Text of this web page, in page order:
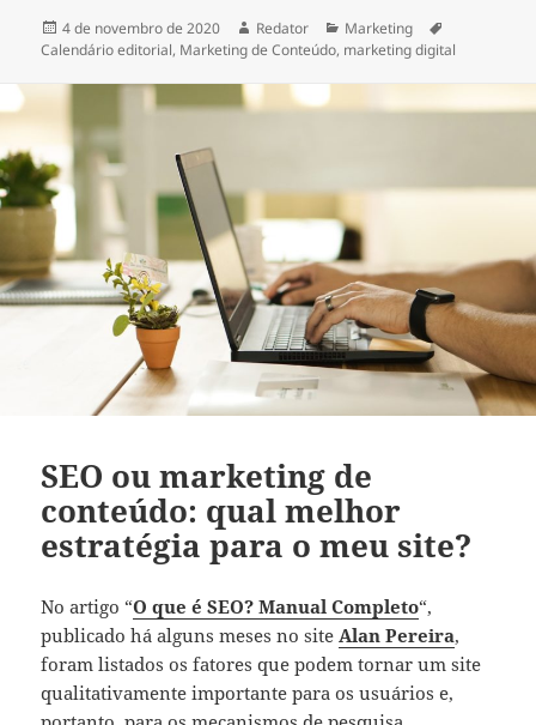
Publicado
em
4 de novembro de 2020 Autor
Redator Categorias
Marketing
Calendário editorial, Marketing de Conteúdo, marketing digital
SEO ou marketing de
conteúdo: qual melhor
estratégia para o meu site?
No artigo “O que é SEO? Manual Completo“,
publicado há alguns meses no site Alan Pereira,
foram listados os fatores que podem tornar um site
qualitativamente importante para os usuários e,